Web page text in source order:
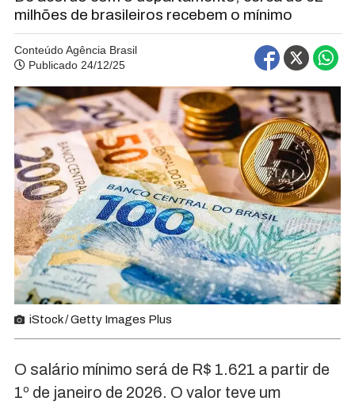
milhões de brasileiros recebem o mínimo
Conteúdo Agência Brasil
Publicado 24/12/25
iStock / Getty Images Plus
O salário mínimo será de R$ 1.621 a partir de
1º de janeiro de 2026. O valor teve um